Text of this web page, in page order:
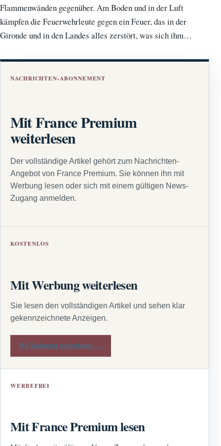
Flammenwänden gegenüber. Am Boden und in der Luft
kämpfen die Feuerwehrleute gegen ein Feuer, das in der
Gironde und in den Landes alles zerstört, was sich ihm…
NACHRICHTEN-ABONNEMENT
Mit France Premium
weiterlesen
Der vollständige Artikel gehört zum Nachrichten-
Angebot von France Premium. Sie können ihn mit
Werbung lesen oder sich mit einem gültigen News-
Zugang anmelden.
KOSTENLOS
Mit Werbung weiterlesen
Sie lesen den vollständigen Artikel und sehen klar
gekennzeichnete Anzeigen.
Mit Werbung weiterlesen →
WERBEFREI
Mit France Premium lesen